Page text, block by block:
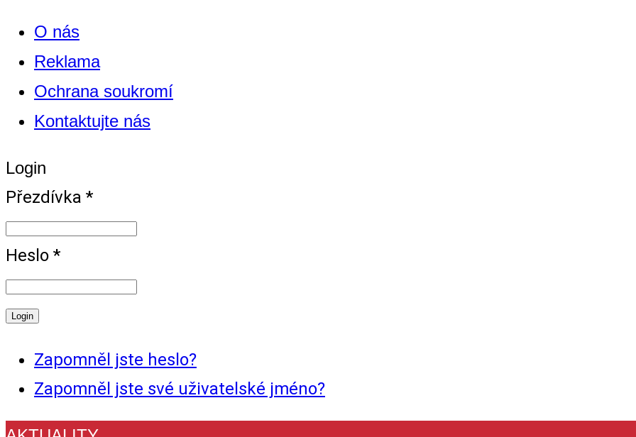
O nás
Reklama
Ochrana soukromí
Kontaktujte nás
Login
Přezdívka *
Heslo *
Zapomněl jste heslo?
Zapomněl jste své uživatelské jméno?